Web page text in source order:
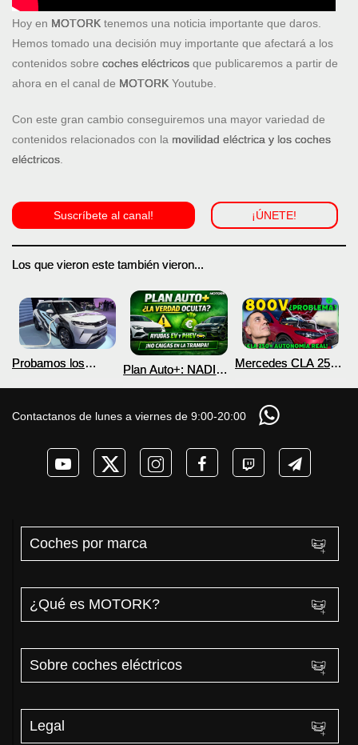
Hoy en MOTORK tenemos una noticia importante que daros.
Hemos tomado una decisión muy importante que afectará a los
contenidos sobre coches eléctricos que publicaremos a partir de
ahora en el canal de MOTORK Youtube.
Con este gran cambio conseguiremos una mayor variedad de
contenidos relacionados con la movilidad eléctrica y los coches
eléctricos.
Suscríbete al canal! ¡ÚNETE!
Los que vieron este también vieron...
Probamos los
DM-i y EV con más
Plan Auto+: NADIE
coches eléctricos y
PHEV 2026
Mercedes CLA 250+
COCHE que NO lo
necesita? PRUEBA
de AUTONOMÍA
Contactanos de lunes a viernes de 9:00-20:00
Coches por marca
¿Qué es MOTORK?
Sobre coches eléctricos
Legal